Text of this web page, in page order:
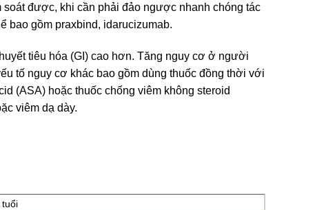
được, khi cần phải đảo ngược nhanh chóng tác
bao gồm praxbind, idarucizumab.
tiêu hóa (GI) cao hơn. Tăng nguy cơ ở người
tố nguy cơ khác bao gồm dùng thuốc đồng thời với
(ASA) hoặc thuốc chống viêm không steroid
viêm dạ dày.
tuổi